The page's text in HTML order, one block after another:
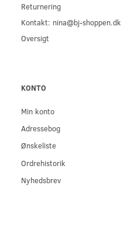
Returnering
Kontakt: nina@bj-shoppen.dk
Oversigt
KONTO
Min konto
Adressebog
Ønskeliste
Ordrehistorik
Nyhedsbrev